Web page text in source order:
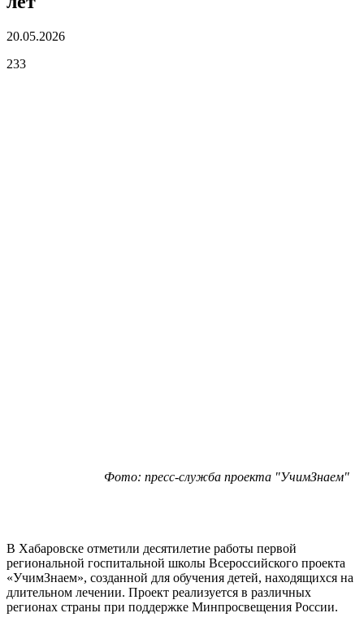
20.05.2026
233
Фото: пресс-служба проекта "УчимЗнаем"
В Хабаровске отметили десятилетие работы первой
региональной госпитальной школы Всероссийского проекта
«УчимЗнаем», созданной для обучения детей, находящихся на
длительном лечении. Проект реализуется в различных
регионах страны при поддержке Минпросвещения России.